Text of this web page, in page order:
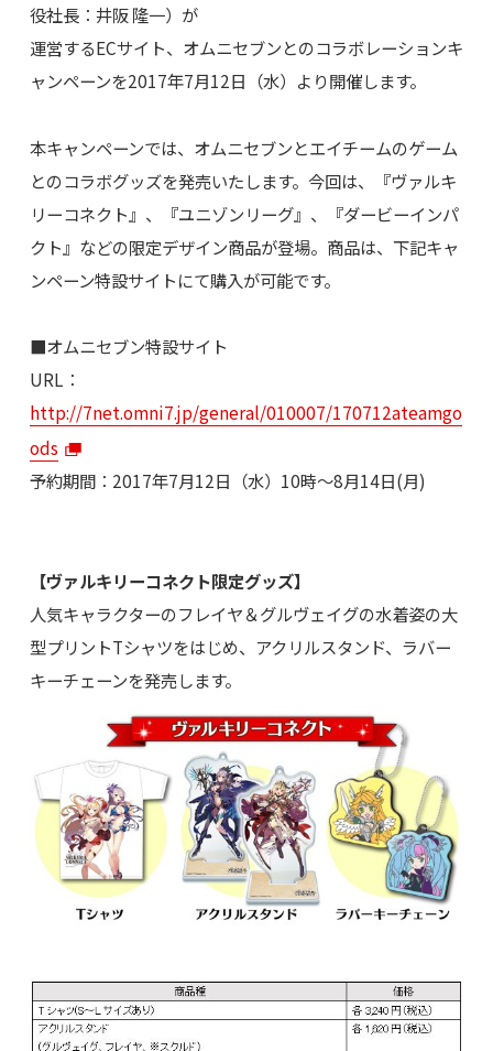
役社長：井阪 隆一）が
運営するECサイト、オムニセブンとのコラボレーションキ
ャンペーンを2017年7月12日（水）より開催します。
本キャンペーンでは、オムニセブンとエイチームのゲーム
とのコラボグッズを発売いたします。今回は、『ヴァルキ
リーコネクト』、『ユニゾンリーグ』、『ダービーインパ
クト』などの限定デザイン商品が登場。商品は、下記キャ
ンペーン特設サイトにて購入が可能です。
■オムニセブン特設サイト
URL：
http://7net.omni7.jp/general/010007/170712ateamgo
ods
予約期間：2017年7月12日（水）10時～8月14日(月)
【ヴァルキリーコネクト限定グッズ】
人気キャラクターのフレイヤ＆グルヴェイグの水着姿の大
型プリントTシャツをはじめ、アクリルスタンド、ラバー
キーチェーンを発売します。